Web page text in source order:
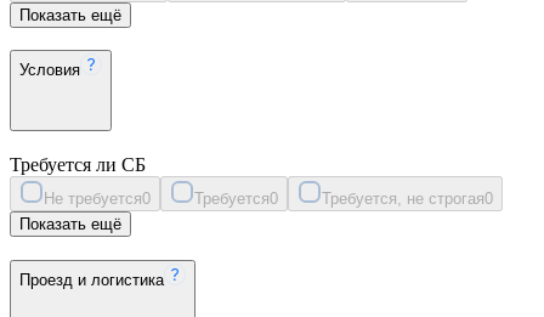
Показать ещё
Условия
Требуется ли СБ
Не требуется0 Требуется0 Требуется, не строгая0
Показать ещё
Проезд и логистика